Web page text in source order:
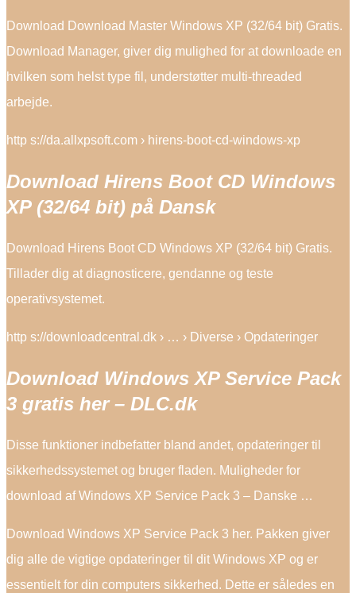
Download Download Master Windows XP (32/64 bit) Gratis.
Download Manager, giver dig mulighed for at downloade en
hvilken som helst type fil, understøtter multi-threaded
arbejde.
http s://da.allxpsoft.com › hirens-boot-cd-windows-xp
Download Hirens Boot CD Windows
XP (32/64 bit) på Dansk
Download Hirens Boot CD Windows XP (32/64 bit) Gratis.
Tillader dig at diagnosticere, gendanne og teste
operativsystemet.
http s://downloadcentral.dk › … › Diverse › Opdateringer
Download Windows XP Service Pack
3 gratis her – DLC.dk
Disse funktioner indbefatter bland andet, opdateringer til
sikkerhedssystemet og bruger fladen. Muligheder for
download af Windows XP Service Pack 3 – Danske …
Download Windows XP Service Pack 3 her. Pakken giver
dig alle de vigtige opdateringer til dit Windows XP og er
essentielt for din computers sikkerhed. Dette er således en